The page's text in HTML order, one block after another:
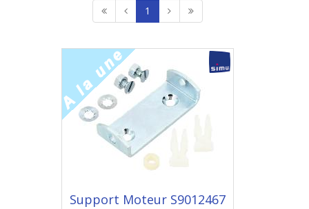
1
Support Moteur S9012467